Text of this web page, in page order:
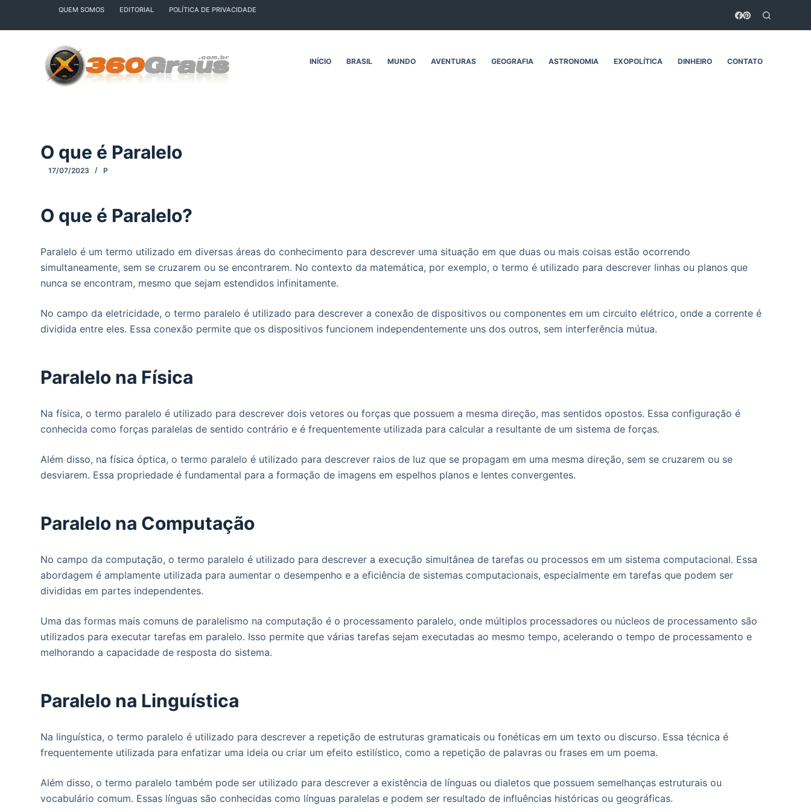
u
QUEM SOMOS EDITORIAL POLÍTICA DE PRIVACIDADE
INÍCIO BRASIL MUNDO AVENTURAS GEOGRAFIA ASTRONOMIA EXOPOLÍTICA DINHEIRO CONTATO
O que é Paralelo
17/07/2023 P
O que é Paralelo?
Paralelo é um termo utilizado em diversas áreas do conhecimento para descrever uma situação em que duas ou mais coisas estão ocorrendo
simultaneamente, sem se cruzarem ou se encontrarem. No contexto da matemática, por exemplo, o termo é utilizado para descrever linhas ou planos que
nunca se encontram, mesmo que sejam estendidos infinitamente.
No campo da eletricidade, o termo paralelo é utilizado para descrever a conexão de dispositivos ou componentes em um circuito elétrico, onde a corrente é
dividida entre eles. Essa conexão permite que os dispositivos funcionem independentemente uns dos outros, sem interferência mútua.
Paralelo na Física
Na física, o termo paralelo é utilizado para descrever dois vetores ou forças que possuem a mesma direção, mas sentidos opostos. Essa configuração é
conhecida como forças paralelas de sentido contrário e é frequentemente utilizada para calcular a resultante de um sistema de forças.
Além disso, na física óptica, o termo paralelo é utilizado para descrever raios de luz que se propagam em uma mesma direção, sem se cruzarem ou se
desviarem. Essa propriedade é fundamental para a formação de imagens em espelhos planos e lentes convergentes.
Paralelo na Computação
No campo da computação, o termo paralelo é utilizado para descrever a execução simultânea de tarefas ou processos em um sistema computacional. Essa
abordagem é amplamente utilizada para aumentar o desempenho e a eficiência de sistemas computacionais, especialmente em tarefas que podem ser
divididas em partes independentes.
Uma das formas mais comuns de paralelismo na computação é o processamento paralelo, onde múltiplos processadores ou núcleos de processamento são
utilizados para executar tarefas em paralelo. Isso permite que várias tarefas sejam executadas ao mesmo tempo, acelerando o tempo de processamento e
melhorando a capacidade de resposta do sistema.
Paralelo na Linguística
Na linguística, o termo paralelo é utilizado para descrever a repetição de estruturas gramaticais ou fonéticas em um texto ou discurso. Essa técnica é
frequentemente utilizada para enfatizar uma ideia ou criar um efeito estilístico, como a repetição de palavras ou frases em um poema.
Além disso, o termo paralelo também pode ser utilizado para descrever a existência de línguas ou dialetos que possuem semelhanças estruturais ou
vocabulário comum. Essas línguas são conhecidas como línguas paralelas e podem ser resultado de influências históricas ou geográficas.